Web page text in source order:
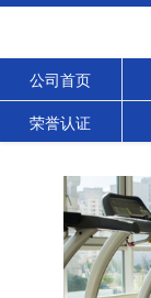
公司首页
荣誉认证